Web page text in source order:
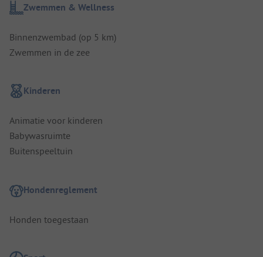
Zwemmen & Wellness
Binnenzwembad (op 5 km)
Zwemmen in de zee
Kinderen
Animatie voor kinderen
Babywasruimte
Buitenspeeltuin
Hondenreglement
Honden toegestaan